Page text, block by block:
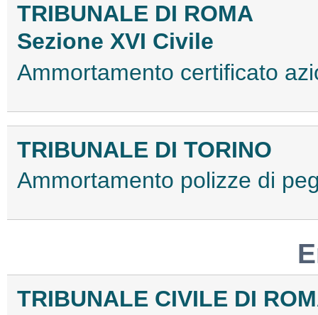
TRIBUNALE DI ROMA
Sezione XVI Civile
Ammortamento certificato
TRIBUNALE DI TORINO
Ammortamento polizze di
TRIBUNALE CIVILE DI